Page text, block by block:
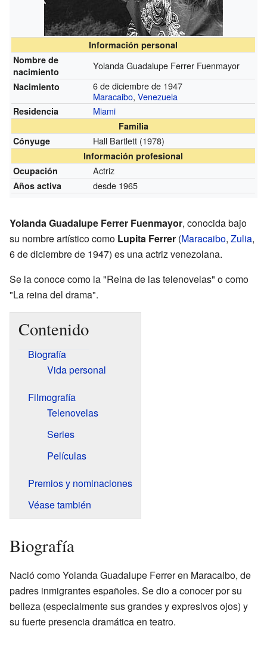
Información personal
Nombre de
nacimiento
Yolanda Guadalupe Ferrer Fuenmayor
Nacimiento
6 de diciembre de 1947
Maracaibo,Venezuela
Residencia Miami
Familia
Cónyuge
Hall Bartlett (1978)
Información profesional
Ocupación
Actriz
Años activa desde 1965
Yolanda Guadalupe Ferrer Fuenmayor, conocida bajo
su nombre artístico como Lupita Ferrer (Maracaibo, Zulia,
6 de diciembre de 1947) es una actriz venezolana.
Se la conoce como la "Reina de las telenovelas" o como
"La reina del drama".
Contenido
Biografía
Vida personal
Filmografía
Telenovelas
Series
Películas
Premios y nominaciones
Véase también
Biografía
Nació como Yolanda Guadalupe Ferrer en Maracaibo, de
padres inmigrantes españoles. Se dio a conocer por su
belleza (especialmente sus grandes y expresivos ojos) y
su fuerte presencia dramática en teatro.